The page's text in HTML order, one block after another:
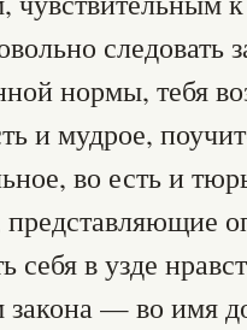
следовать
нормы, тебя
и мудрое,
во есть и
в узде
закона — во имя